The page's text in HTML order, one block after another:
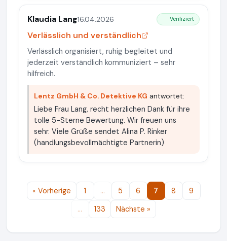
Klaudia Lang16.04.2026 Verifiziert
Verlässlich und verständlich
Verlässlich organisiert, ruhig begleitet und
jederzeit verständlich kommuniziert – sehr
hilfreich.
Lentz GmbH & Co. Detektive KG antwortet:
Liebe Frau Lang, recht herzlichen Dank für ihre
tolle 5-Sterne Bewertung. Wir freuen uns
sehr. Viele Grüße sendet Alina P. Rinker
(handlungsbevollmächtigte Partnerin)
« Vorherige 1 … 5 6 7 8
9
…
133 Nächste »